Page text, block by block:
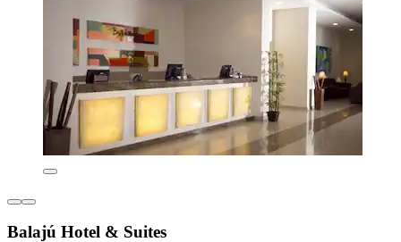
Balajú Hotel & Suites